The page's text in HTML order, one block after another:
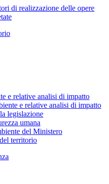
di realizzazione delle opere
e relative analisi di impatto
e relative analisi di impatto
legislazione
umana
del Ministero
territorio